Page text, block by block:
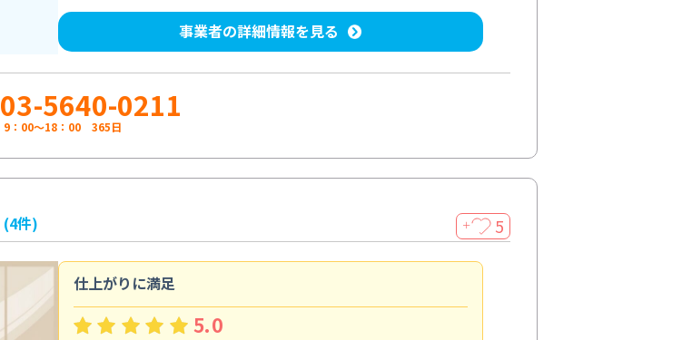
事業者の詳細情報を見る
03-5640-0211
9：00～18：00 365日
(4件) ＋ 5
仕上がりに満足
5.0